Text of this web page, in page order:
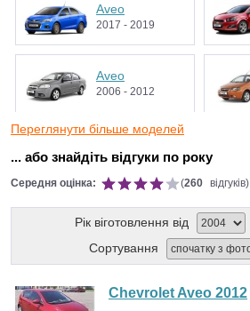
Aveo
2017 - 2019
Aveo
2006 - 2012
Aveo Hatchback
2008 - 2012
5d
Переглянути більше моделей
... або знайдіть відгуки по року
Середня оцінка: (260 відгуків)
Рік віготовлення від
Сортування
Chevrolet Aveo 2012